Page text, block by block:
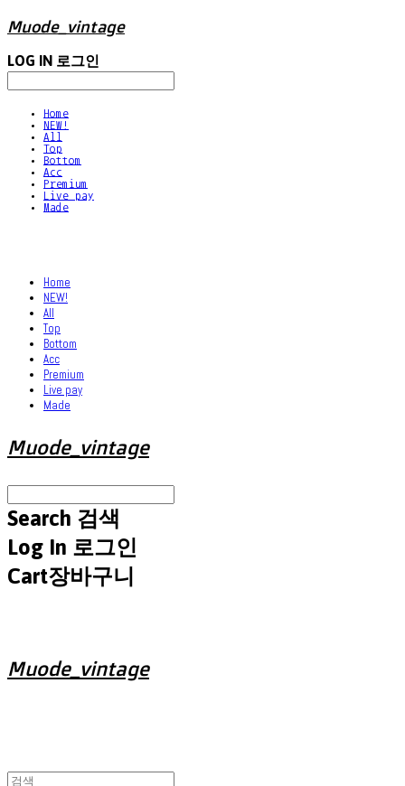
Muode_vintage
LOG IN 로그인
Home
NEW!
All
Top
Bottom
Acc
Premium
Live pay
Made
Home
NEW!
All
Top
Bottom
Acc
Premium
Live pay
Made
Muode_vintage
Search 검색
Log In 로그인
Cart장바구니
Muode_vintage